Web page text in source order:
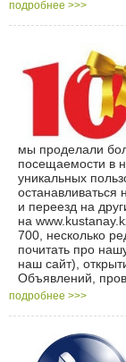
подробнее >>>
мы проделали
посещаемости в
уникальных
останавливаться
и переезд на
на
700, несколько
почитать про
наш сайт),
Объявлений,
подробнее >>>